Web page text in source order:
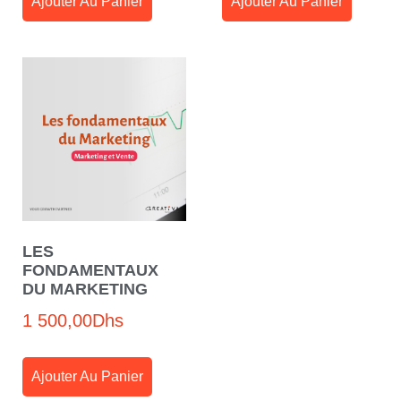
LES
FONDAMENTAUX
DU MARKETING
1 500,00Dhs
Ajouter Au Panier